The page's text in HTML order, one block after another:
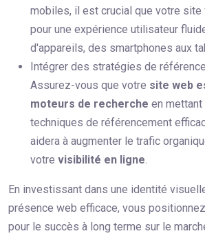
mobiles, il est crucial que votre
pour une expérience utilisateur
d'appareils, des smartphones aux
Intégrer des stratégies de
Assurez-vous que votre site web
moteurs de recherche en
techniques de référencement
aidera à augmenter le trafic
votre visibilité en ligne.
En investissant dans une identité
présence web efficace, vous
pour le succès à long terme sur le